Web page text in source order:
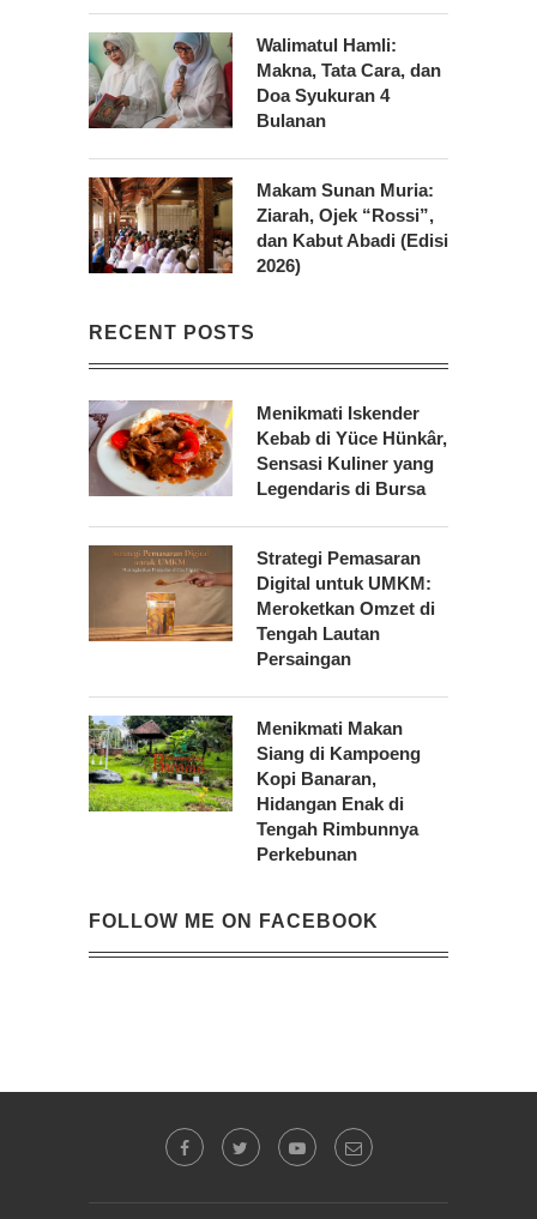
Walimatul Hamli:
Makna, Tata Cara, dan
Doa Syukuran 4
Bulanan
Makam Sunan Muria:
Ziarah, Ojek “Rossi”,
dan Kabut Abadi (Edisi
2026)
RECENT POSTS
Menikmati Iskender
Kebab di Yüce Hünkâr,
Sensasi Kuliner yang
Legendaris di Bursa
Strategi Pemasaran
Digital untuk UMKM:
Meroketkan Omzet di
Tengah Lautan
Persaingan
Menikmati Makan
Siang di Kampoeng
Kopi Banaran,
Hidangan Enak di
Tengah Rimbunnya
Perkebunan
FOLLOW ME ON FACEBOOK